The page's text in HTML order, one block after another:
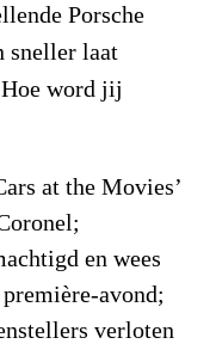
Porsche
sneller laat
Hoe word jij
at the Movies’
en wees
avond;
verloten